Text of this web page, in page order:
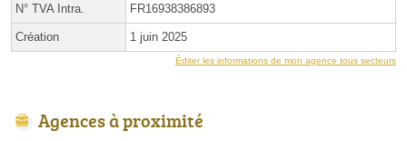
N° TVA Intra. FR16938386893
Création 1 juin 2025
Éditer les informations de mon agence tous secteurs
Agences à proximité